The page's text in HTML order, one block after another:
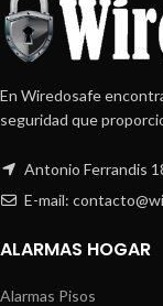
En Wiredosafe
seguridad que
Antonio Ferrandis
E-mail:
ALARMAS HOGAR
Alarmas Pisos